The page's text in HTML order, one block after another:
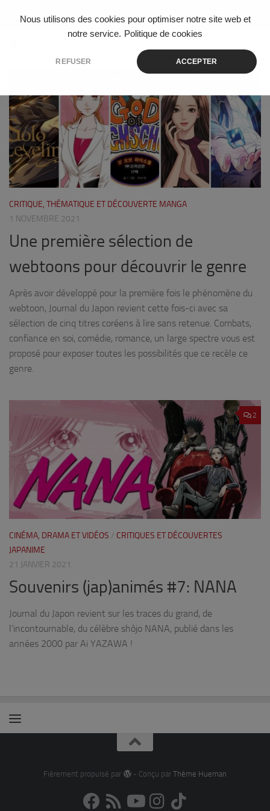
Nous utilisons des cookies pour optimiser notre site web et
notre service. Politique de cookies
REFUSER ACCEPTER
Skip to content
CRITIQUE, THÉMATIQUE ET DÉCOUVERTE MANGA
1 NOVEMBRE 2021
Une première sélection de
webtoons pour découvrir le genre
Après avoir développé pour la première fois le phénomène du
webtoon, Journal du Japon revient cette fois-ci avec sa
sélection de cinq titres coréens à lire sans retenue. Combats,
confiance en soi, comédie, romance, un large spectre vous est
proposé pour exposer toutes les possibilités que ce recèle ce
genre.
2
CINÉMA, DRAMA ET VIDÉOS / CRITIQUES ET DÉCOUVERTES
JAPANIME
21 JANVIER 2021
Souvenirs (jap)animés #7: NANA
Journal du Japon revient sur les traces du grand, de
l’incontournable, du célèbre shôjo NANA, publié dans les
années 2000 par Ai YAZAWA !
Fièrement propulsé par - Conçu par Thème Hueman